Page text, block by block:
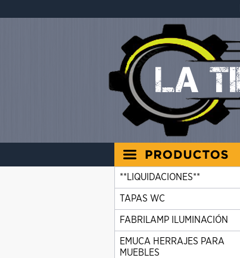
**LIQUIDACIONES**
TAPAS WC
FABRILAMP ILUMINACIÓN
EMUCA HERRAJES PARA
MUEBLES